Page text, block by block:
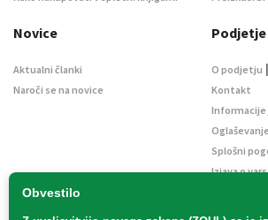
Obvestilo
Novice
Aktualni članki
Naroči se na novice
Podjetje
O podjetju |
Kontakt
Informacije
Oglaševanje
Splošni
Izjava o